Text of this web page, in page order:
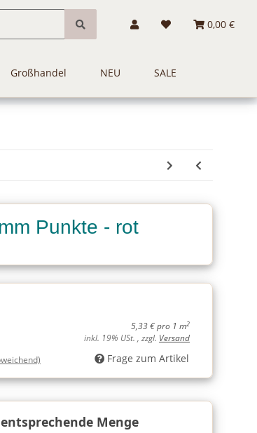
0,00 €
Großhandel NEU SALE
Punkte - rot
5,33 € pro 1 m2
inkl. 19% USt. , zzgl. Versand
Frage zum Artikel
Menge